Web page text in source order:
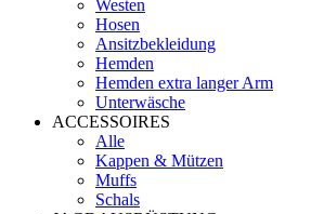
Westen
Hosen
Ansitzbekleidung
Hemden
Hemden extra langer Arm
Unterwäsche
ACCESSOIRES
Alle
Kappen & Mützen
Muffs
Schals